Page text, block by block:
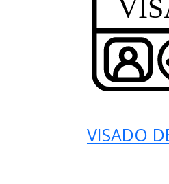
VISADO